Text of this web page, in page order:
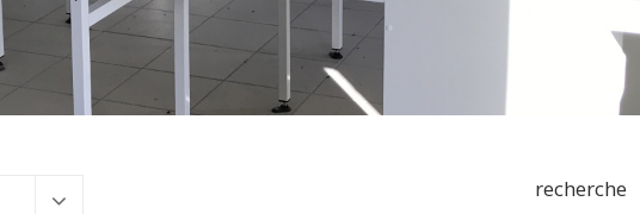
recherche